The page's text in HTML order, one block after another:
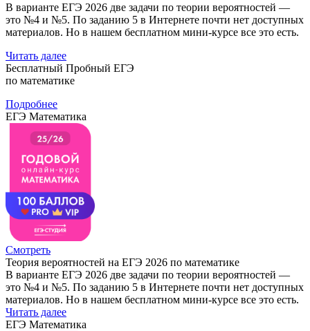
В варианте ЕГЭ 2026 две задачи по теории вероятностей —
это №4 и №5. По заданию 5 в Интернете почти нет доступных
материалов. Но в нашем бесплатном мини-курсе все это есть.
Читать далее
Бесплатный Пробный ЕГЭ
по математике
Подробнее
ЕГЭ Математика
Смотреть
Теория вероятностей на ЕГЭ 2026 по математике
В варианте ЕГЭ 2026 две задачи по теории вероятностей —
это №4 и №5. По заданию 5 в Интернете почти нет доступных
материалов. Но в нашем бесплатном мини-курсе все это есть.
Читать далее
ЕГЭ Математика